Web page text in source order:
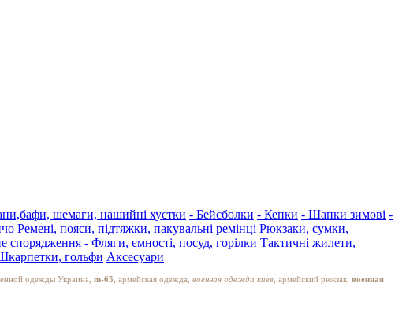
шемаги, нашийні хустки - Бейсболки - Кепки - Шапки зимові -
Ремені, пояси, підтяжки, пакувальні ремінці Рюкзаки, сумки,
спорядження - Фляги, ємності, посуд, горілки Тактичні жилети,
гольфи Аксесуари
одежды Украина, m-65 , армейская одежда, военная одежда киев , армейский рюкзак, военная